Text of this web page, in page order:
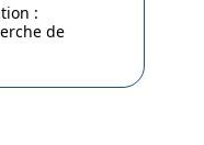
:
de